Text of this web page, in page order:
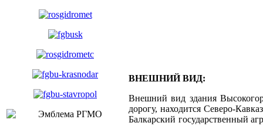
ВНЕШНИЙ ВИД:
Внешний вид здания
дорогу, находится Северо-
Балкарский государственный